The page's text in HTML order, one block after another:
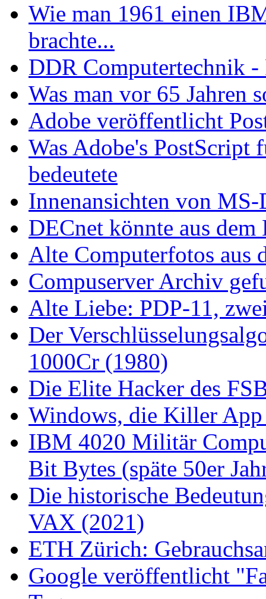
Wie man 1961 einen
brachte...
DDR Computertechnik
Was man vor 65 Jahren
Adobe veröffentlicht
Was Adobe's PostScript
bedeutete
Innenansichten von
DECnet könnte aus
Alte Computerfotos aus
Compuserver Archiv
Alte Liebe: PDP-11,
Der
1000Cr (1980)
Die Elite Hacker des
Windows, die Killer
IBM 4020 Militär
Bit Bytes (späte 50er
Die historische
VAX (2021)
ETH Zürich:
Google veröffentlicht